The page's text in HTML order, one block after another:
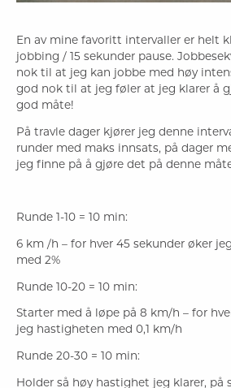
En av mine favoritt intervaller er helt
jobbing / 15 sekunder pause.
nok til at jeg kan jobbe med høy
god nok til at jeg føler at jeg klarer å
god måte!
På travle dager kjører jeg denne
runder med maks innsats, på dager
jeg finne på å gjøre det på denne
Runde 1-10 = 10 min:
6 km /h – for hver 45 sekunder øker
med 2%
Runde 10-20 = 10 min:
Starter med å løpe på 8 km/h – for
jeg hastigheten med 0,1 km/h
Runde 20-30 = 10 min:
Holder så høy hastighet jeg klarer, på